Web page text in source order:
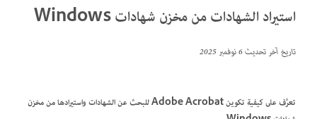
استيراد الشهادات من مخزن شهادات Windows
تاريخ آخر تحديث6 نوفمبر 2025
تعرَّف على كيفية تكوين Adobe Acrobat للبحث عن الشهادات واستيرادها من مخزن